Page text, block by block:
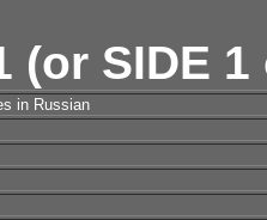
(or SIDE
in Russian